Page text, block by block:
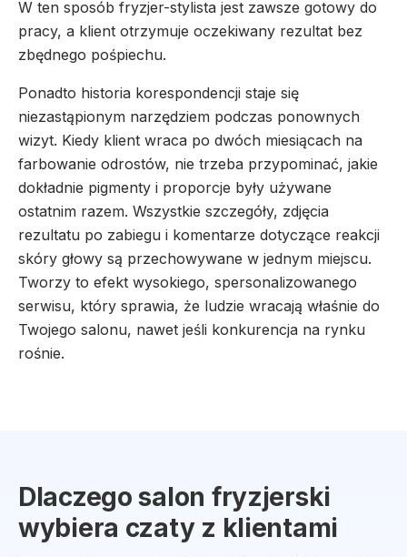
W ten sposób fryzjer-stylista jest zawsze gotowy do
pracy, a klient otrzymuje oczekiwany rezultat bez
zbędnego pośpiechu.
Ponadto historia korespondencji staje się
niezastąpionym narzędziem podczas ponownych
wizyt. Kiedy klient wraca po dwóch miesiącach na
farbowanie odrostów, nie trzeba przypominać, jakie
dokładnie pigmenty i proporcje były używane
ostatnim razem. Wszystkie szczegóły, zdjęcia
rezultatu po zabiegu i komentarze dotyczące reakcji
skóry głowy są przechowywane w jednym miejscu.
Tworzy to efekt wysokiego, spersonalizowanego
serwisu, który sprawia, że ludzie wracają właśnie do
Twojego salonu, nawet jeśli konkurencja na rynku
rośnie.
Dlaczego salon fryzjerski
wybiera czaty z klientami